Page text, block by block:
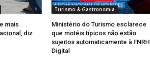
mais
diz
Turismo & Gastronomia
Ministério do Turismo esclarece
que motéis típicos não estão
sujeitos automaticamente à FNRH
Digital